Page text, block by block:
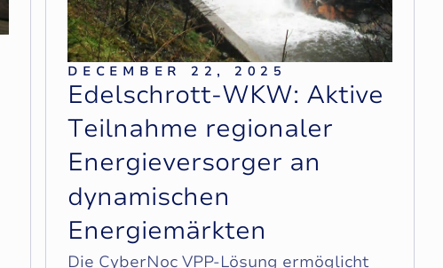
DECEMBER 22, 2025
Edelschrott-WKW: Aktive
Teilnahme regionaler
Energieversorger an
dynamischen
Energiemärkten
Die CyberNoc VPP‑Lösung ermöglicht